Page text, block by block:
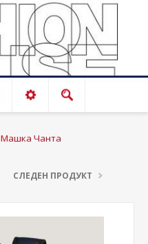
Машка Чанта
СЛЕДЕН ПРОДУКТ